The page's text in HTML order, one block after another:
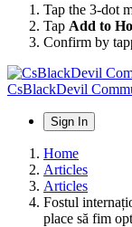
Tap the 3-dot
Tap Add to
Confirm by
CsBlackDevil
Sign In
Home
Articles
Articles
Fostul
place să fim